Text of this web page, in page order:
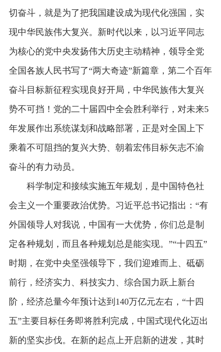
切奋斗，就是为了把我国建设成为现代化强国，实
现中华民族伟大复兴。新时代以来，以习近平同志
为核心的党中央发扬伟大历史主动精神，领导全党
全国各族人民书写了“两大奇迹”新篇章，第二个百年
奋斗目标新征程实现良好开局，中华民族伟大复兴
势不可挡！党的二十届四中全会胜利举行，对未来5
年发展作出系统谋划和战略部署，正是对全国上下
乘着不可阻挡的复兴大势、朝着宏伟目标矢志不渝
奋斗的有力动员。
科学制定和接续实施五年规划，是中国特色社
会主义一个重要政治优势。习近平总书记指出：“有
外国领导人对我说，中国有一大优势，你们总是制
定各种规划，而且各种规划总是能实现。”“十四五”
时期，在党中央坚强领导下，我们迎难而上、砥砺
前行，经济实力、科技实力、综合国力跃上新台
阶，经济总量今年预计达到140万亿元左右，“十四
五”主要目标任务即将胜利完成，中国式现代化迈出
新的坚实步伐。在新的起点上开启新的进发，其时